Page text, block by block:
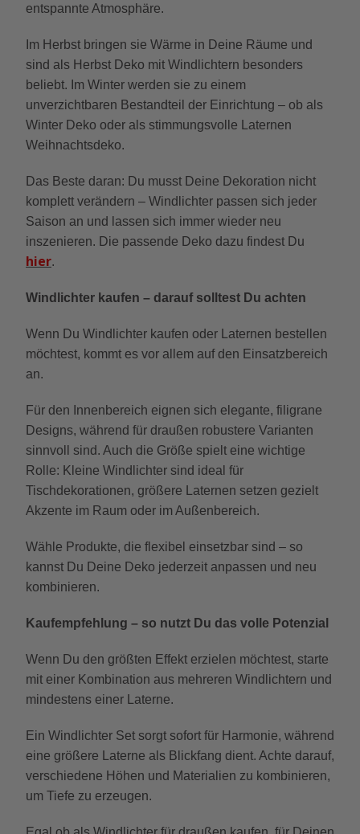
entspannte Atmosphäre.
Im Herbst bringen sie Wärme in Deine Räume und
sind als Herbst Deko mit Windlichtern besonders
beliebt. Im Winter werden sie zu einem
unverzichtbaren Bestandteil der Einrichtung – ob als
Winter Deko oder als stimmungsvolle Laternen
Weihnachtsdeko.
Das Beste daran: Du musst Deine Dekoration nicht
komplett verändern – Windlichter passen sich jeder
Saison an und lassen sich immer wieder neu
inszenieren. Die passende Deko dazu findest Du
hier.
Windlichter kaufen – darauf solltest Du achten
Wenn Du Windlichter kaufen oder Laternen bestellen
möchtest, kommt es vor allem auf den Einsatzbereich
an.
Für den Innenbereich eignen sich elegante, filigrane
Designs, während für draußen robustere Varianten
sinnvoll sind. Auch die Größe spielt eine wichtige
Rolle: Kleine Windlichter sind ideal für
Tischdekorationen, größere Laternen setzen gezielt
Akzente im Raum oder im Außenbereich.
Wähle Produkte, die flexibel einsetzbar sind – so
kannst Du Deine Deko jederzeit anpassen und neu
kombinieren.
Kaufempfehlung – so nutzt Du das volle Potenzial
Wenn Du den größten Effekt erzielen möchtest, starte
mit einer Kombination aus mehreren Windlichtern und
mindestens einer Laterne.
Ein Windlichter Set sorgt sofort für Harmonie, während
eine größere Laterne als Blickfang dient. Achte darauf,
verschiedene Höhen und Materialien zu kombinieren,
um Tiefe zu erzeugen.